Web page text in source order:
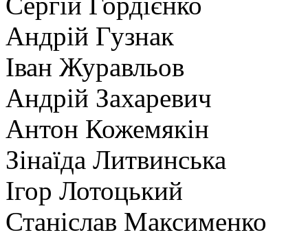
Андрій Гузнак
Іван Журавльов
Андрій Захаревич
Антон Кожемякін
Зінаїда Литвинська
Ігор Лотоцький
Станіслав Максименко